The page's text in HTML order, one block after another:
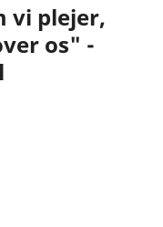
vi plejer,
os" -